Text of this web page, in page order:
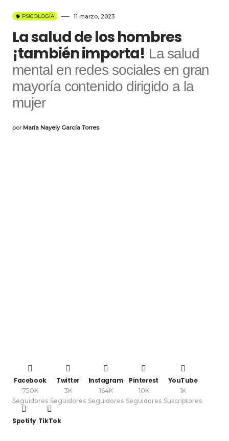
🧠 PSICOLOGÍA 11 marzo, 2023
La salud de los hombres
¡también importa! La salud
mental en redes sociales en gran
mayoría contenido dirigido a la
mujer
por María Nayely García Torres
Facebook
750K
Seguidores
Twitter
3K
Seguidores
Instagram
164K
Seguidores
Pinterest
10K
Seguidores
YouTube
1K
Suscriptores
Spotify TikTok